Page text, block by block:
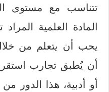
تتناسب مع مستوى
المادة العلمية
يحب أن يتعلم من
أن يُطبق تجارب
أو أدبية، هذا الدور